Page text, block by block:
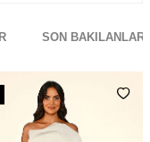
SON BAKILANLAR